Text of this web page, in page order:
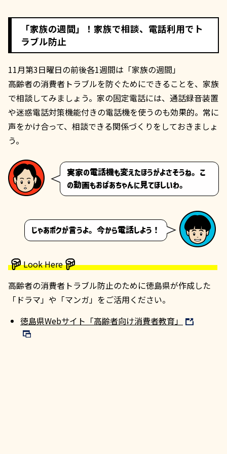
「家族の週間」！家族で相談、電話利用でト
ラブル防止
11月第3日曜日の前後各1週間は「家族の週間」
高齢者の消費者トラブルを防ぐためにできることを、家族
で相談してみましょう。家の固定電話には、通話録音装置
や迷惑電話対策機能付きの電話機を使うのも効果的。常に
声をかけ合って、相談できる関係づくりをしておきましょ
う。
実家の電話機も変えたほうがよさそうね。こ
の動画もおばあちゃんに見てほしいわ。
じゃあボクが言うよ。今から電話しよう！
Look Here
高齢者の消費者トラブル防止のために徳島県が作成した
「ドラマ」や「マンガ」をご活用ください。
徳島県Webサイト「高齢者向け消費者教育」